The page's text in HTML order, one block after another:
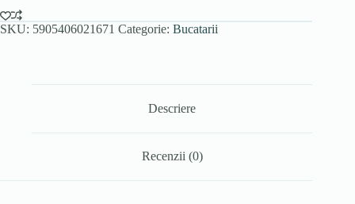
SKU: 5905406021671 Categorie: Bucatarii
Descriere
Recenzii (0)